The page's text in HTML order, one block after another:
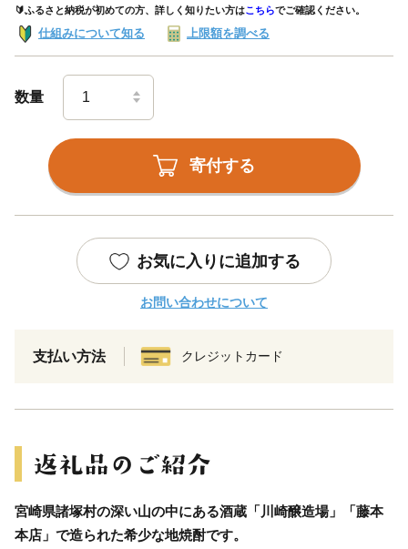
🔰ふるさと納税が初めての方、詳しく知りたい方はこちらでご確認ください。
仕組みについて知る 上限額を調べる
数量
寄付する
お気に入りに追加する
お問い合わせについて
支払い方法 クレジットカード
宮崎県諸塚村の深い山の中にある酒蔵「川崎醸造場」「藤本
本店」で造られた希少な地焼酎です。